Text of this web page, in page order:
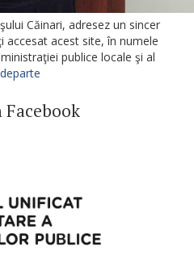
Căinari, adresez un sincer
acest site, în numele
publice locale şi al